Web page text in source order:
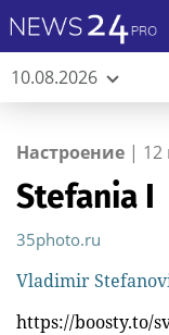
10.08.2026
Настроение | 12
Stefania I
35photo.ru
Vladimir
https://boosty.to/